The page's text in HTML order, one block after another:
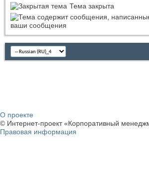
Тема закрыта
ваши сообщения
О проекте
© Интернет-проект «Корпоративный
Правовая информация